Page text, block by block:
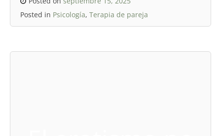
Posted in Psicología, Terapia de pareja